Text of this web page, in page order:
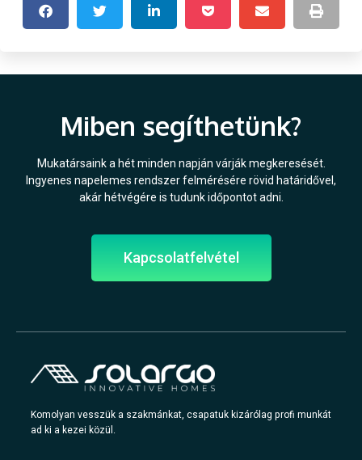
Miben segíthetünk?
Mukatársaink a hét minden napján várják megkeresését.
Ingyenes napelemes rendszer felmérésére rövid határidővel,
akár hétvégére is tudunk időpontot adni.
Kapcsolatfelvétel
Komolyan vesszük a szakmánkat, csapatuk kizárólag profi munkát
ad ki a kezei közül.